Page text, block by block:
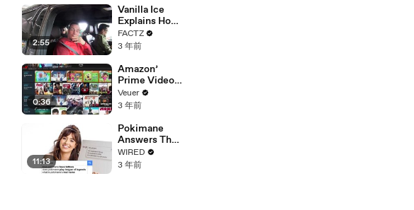
Potential
Merger
2:55
Vanilla Ice
Explains How
the 90’s
Shaped
FACTZ
3 年前
0:36
Amazon’
Prime Video
Will Show
Commercials
Year
Veuer
3 年前
11:13
Pokimane
Answers The
Web's Most
Searched
WIRED
3 年前